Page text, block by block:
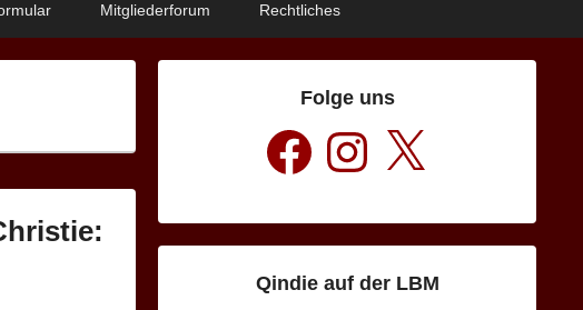
Mitgliederforum Rechtliches
Folge uns
Facebook Instagram
Qindie auf der LBM